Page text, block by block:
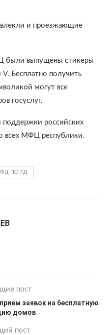
и проезжающие
были выпущены стикеры
Бесплатно получить
могут все
госуслуг.
поддержки российских
всех МФЦ республики.
ПО РД
пост
заявок на бесплатную
домов
пост